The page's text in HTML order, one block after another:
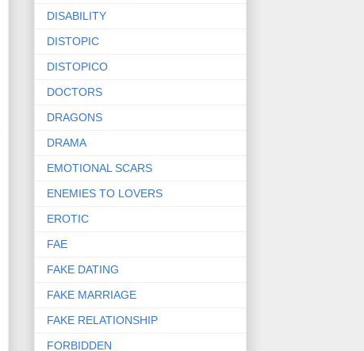
DISABILITY
DISTOPIC
DISTOPICO
DOCTORS
DRAGONS
DRAMA
EMOTIONAL SCARS
ENEMIES TO LOVERS
EROTIC
FAE
FAKE DATING
FAKE MARRIAGE
FAKE RELATIONSHIP
FORBIDDEN